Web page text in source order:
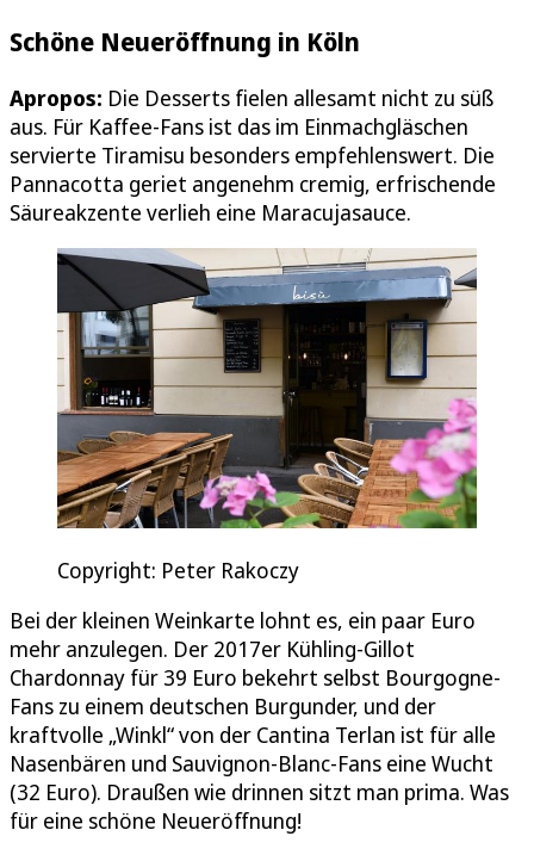
Schöne Neueröffnung in Köln
Apropos: Die Desserts fielen allesamt nicht zu süß
aus. Für Kaffee-Fans ist das im Einmachgläschen
servierte Tiramisu besonders empfehlenswert. Die
Pannacotta geriet angenehm cremig, erfrischende
Säureakzente verlieh eine Maracujasauce.
Copyright: Peter Rakoczy
Bei der kleinen Weinkarte lohnt es, ein paar Euro
mehr anzulegen. Der 2017er Kühling-Gillot
Chardonnay für 39 Euro bekehrt selbst Bourgogne-
Fans zu einem deutschen Burgunder, und der
kraftvolle „Winkl“ von der Cantina Terlan ist für alle
Nasenbären und Sauvignon-Blanc-Fans eine Wucht
(32 Euro). Draußen wie drinnen sitzt man prima. Was
für eine schöne Neueröffnung!